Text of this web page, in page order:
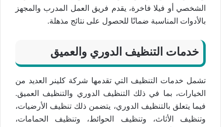
الشخصي أو فيلا فاخرة، يقدم فريق العمل المدرب والمجهز
بالأدوات المناسبة ضمانًا للحصول على نتائج مذهلة.
خدمات التنظيف الدوري والعميق
تشمل خدمات التنظيف التي تقدمها شركة كلينر العديد من
الخيارات، بما في ذلك التنظيف الدوري والتنظيف العميق.
فيما يتعلق بالتنظيف الدوري، يتضمن ذلك تنظيف الأرضيات،
وتنظيف الأثاث، وتنظيف الحوائط، وتنظيف الحمامات،